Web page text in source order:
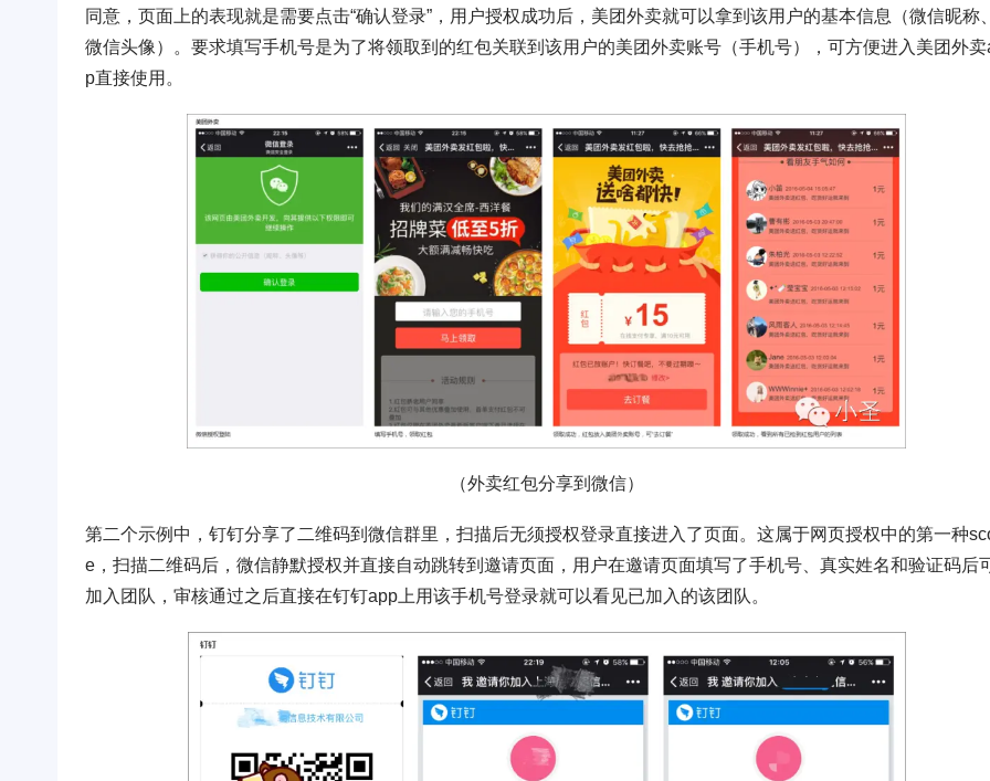
同意，页面上的表现就是需要点击“确认登录”，用户授权成功后，美团外卖就可以拿到该用户的基本信息（微信昵称
微信头像）。要求填写手机号是为了将领取到的红包关联到该用户的美团外卖账号（手机号），可方便进入美团外
p直接使用。
（外卖红包分享到微信）
第二个示例中，钉钉分享了二维码到微信群里，扫描后无须授权登录直接进入了页面。这属于网页授权中的第一种
e，扫描二维码后，微信静默授权并直接自动跳转到邀请页面，用户在邀请页面填写了手机号、真实姓名和验证码后
加入团队，审核通过之后直接在钉钉app上用该手机号登录就可以看见已加入的该团队。